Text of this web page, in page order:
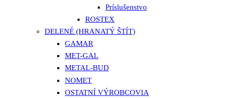
Príslušenstvo
ROSTEX
DELENÉ (HRANATÝ ŠTÍT)
GAMAR
MET-GAL
METAL-BUD
NOMET
OSTATNÍ VÝROBCOVIA